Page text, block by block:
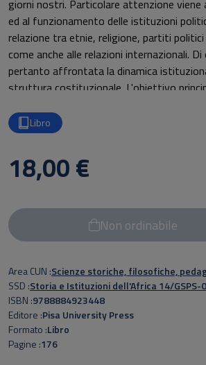
giorni nostri. Particolare attenzione
ed al funzionamento delle istituzioni
relazione tra etnie, religione, partiti
come anche alle relazioni internazionali.
pertanto affrontata la dinamica
struttura costituzionale. L'obiettivo
quadro storico ed istituzionale di questa
africana.
Libro
18,00 €
Non ordinabile
Area CUN Scienze storiche, filosofiche,
SSD Storia e Istituzioni dell'Africa 14/GSPS-
ISBN 9788884923448
Editore Pisa University Press
Formato Libro
Pagine 176